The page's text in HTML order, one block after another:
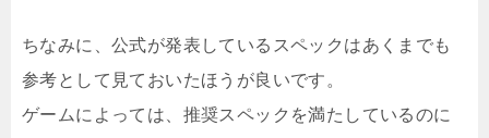
ちなみに、公式が発表しているスペックはあくまでも
参考として見ておいたほうが良いです。
ゲームによっては、推奨スペックを満たしているのに